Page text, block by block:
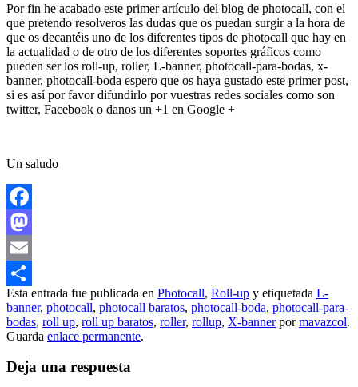
Por fin he acabado este primer artículo del blog de photocall, con el
que pretendo resolveros las dudas que os puedan surgir a la hora de
que os decantéis uno de los diferentes tipos de photocall que hay en
la actualidad o de otro de los diferentes soportes gráficos como
pueden ser los roll-up, roller, L-banner, photocall-para-bodas, x-
banner, photocall-boda espero que os haya gustado este primer post,
si es así por favor difundirlo por vuestras redes sociales como son
twitter, Facebook o danos un +1 en Google +
Un saludo
Facebook
Mastodon
Email
Compartir
Esta entrada fue publicada en Photocall, Roll-up y etiquetada L-
banner, photocall, photocall baratos, photocall-boda, photocall-para-
bodas, roll up, roll up baratos, roller, rollup, X-bannerpormavazcol.
Guarda enlace permanente.
Deja una respuesta